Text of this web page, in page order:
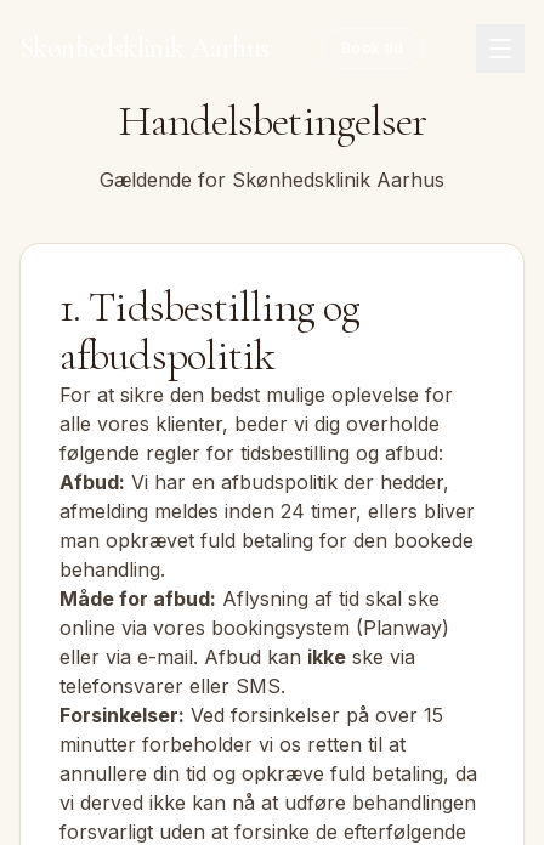
Handelsbetingelser
Gældende for Skønhedsklinik Aarhus
1. Tidsbestilling og
afbudspolitik
For at sikre den bedst mulige oplevelse for
alle vores klienter, beder vi dig overholde
følgende regler for tidsbestilling og afbud:
Afbud: Vi har en afbudspolitik der hedder,
afmelding meldes inden 24 timer, ellers bliver
man opkrævet fuld betaling for den bookede
behandling.
Måde for afbud: Aflysning af tid skal ske
online via vores bookingsystem (Planway)
eller via e-mail. Afbud kan ikke ske via
telefonsvarer eller SMS.
Forsinkelser: Ved forsinkelser på over 15
minutter forbeholder vi os retten til at
annullere din tid og opkræve fuld betaling, da
vi derved ikke kan nå at udføre behandlingen
forsvarligt uden at forsinke de efterfølgende